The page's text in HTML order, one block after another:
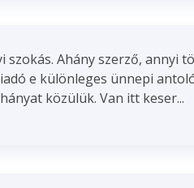
szokás. Ahány szerző, annyi
e különleges ünnepi
közülük. Van itt keser...